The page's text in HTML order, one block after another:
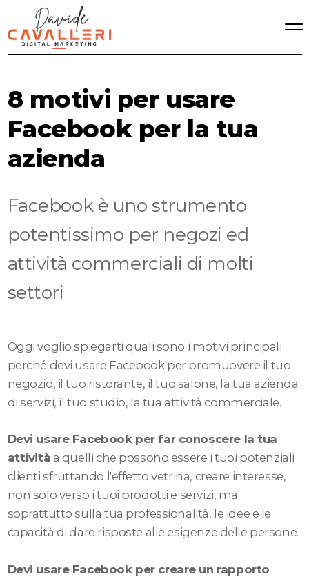
8 motivi per usare
Facebook per la tua
azienda
Facebook è uno strumento
potentissimo per negozi ed
attività commerciali di molti
settori
Oggi voglio spiegarti quali sono i motivi principali
perché devi usare Facebook per promuovere il tuo
negozio, il tuo ristorante, il tuo salone, la tua azienda
di servizi, il tuo studio, la tua attività commerciale.
Devi usare Facebook per far conoscere la tua
attività a quelli che possono essere i tuoi potenziali
clienti sfruttando l'effetto vetrina, creare interesse,
non solo verso i tuoi prodotti e servizi, ma
soprattutto sulla tua professionalità, le idee e le
capacità di dare risposte alle esigenze delle persone.
Devi usare Facebook per creare un rapporto